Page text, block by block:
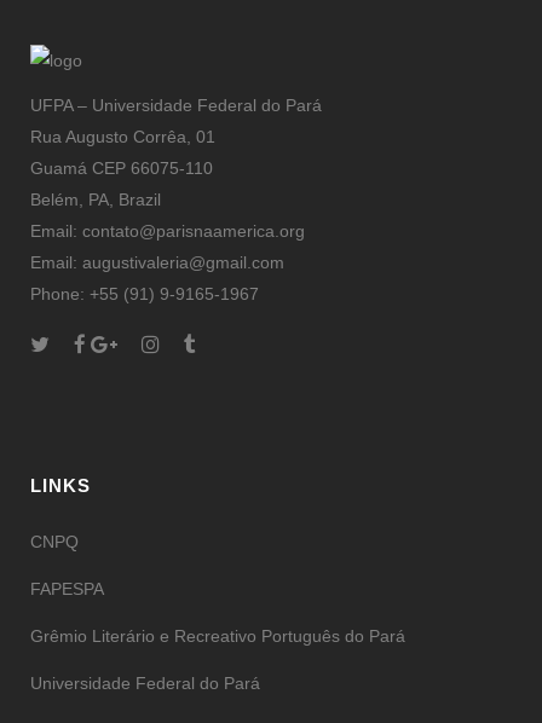
UFPA – Universidade Federal do Pará
Rua Augusto Corrêa, 01
Guamá CEP 66075-110
Belém, PA, Brazil
Email: contato@parisnaamerica.org
Email: augustivaleria@gmail.com
Phone: +55 (91) 9-9165-1967
LINKS
CNPQ
FAPESPA
Grêmio Literário e Recreativo Português do Pará
Universidade Federal do Pará